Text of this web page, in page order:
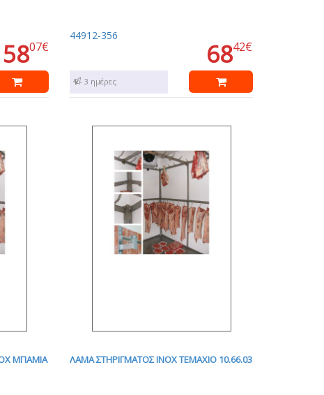
5807€
44912-356
6842€
1 - 3 ημέρες
ΜΠΑΜΙΑ
ΛΑΜΑ ΣΤΗΡΙΓΜΑΤΟΣ INOX ΤΕΜΑΧΙΟ 10.66.03